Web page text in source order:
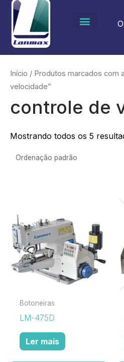
para
conteúdo
Início / Produtos marcados com
velocidade”
controle de
Mostrando todos os 5
Botoneiras
LM-475D
Ler mais